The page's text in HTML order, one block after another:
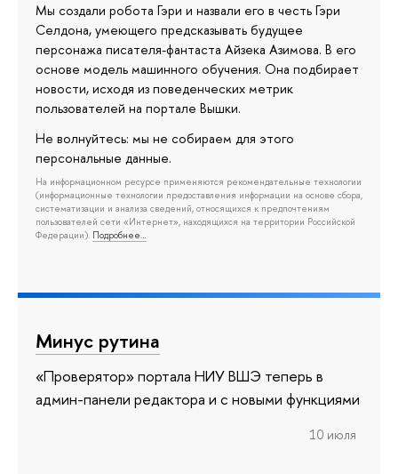
Мы создали робота Гэри и назвали его в честь Гэри
Селдона, умеющего предсказывать будущее
персонажа писателя-фантаста Айзека Азимова. В его
основе модель машинного обучения. Она подбирает
новости, исходя из поведенческих метрик
пользователей на портале Вышки.
Не волнуйтесь: мы не собираем для этого
персональные данные.
На информационном ресурсе применяются рекомендательные технологии
(информационные технологии предоставления информации на основе сбора,
систематизации и анализа сведений, относящихся к предпочтениям
пользователей сети «Интернет», находящихся на территории Российской
Федерации). Подробнее…
Минус рутина
«Проверятор» портала НИУ ВШЭ теперь в
админ-панели редактора и с новыми функциями
10 июля